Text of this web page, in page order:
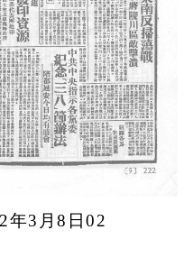
年3月8日02